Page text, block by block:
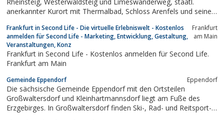
anerkannter Kurort mit Thermalbad, Schloss Arenfels und seine
Frankfurt in Second Life - Die virtuelle Erlebniswelt - Kostenlos
anmelden für Second Life - Marketing, Entwicklung, Gestaltung,
Veranstaltungen, Konz
Frankfurt
am Main
Frankfurt in Second Life - Kostenlos anmelden für Second Life.
Frankfurt am Main
Gemeinde Eppendorf Eppendorf
Die sächsische Gemeinde Eppendorf mit den Ortsteilen
Großwaltersdorf und Kleinhartmannsdorf liegt am Fuße des
Erzgebirges. In Großwaltersdorf finden Ski-, Rad- und Reitsport-